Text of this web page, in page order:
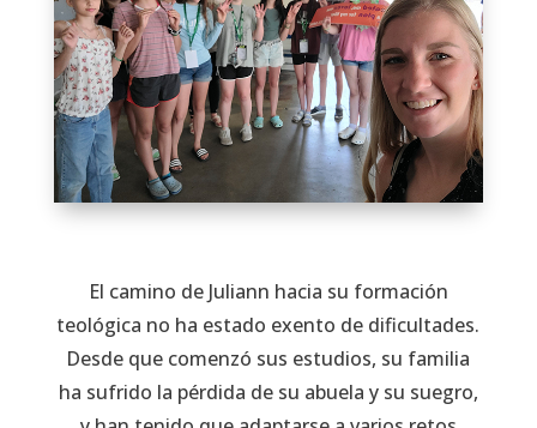
El camino de Juliann hacia su formación
teológica no ha estado exento de dificultades.
Desde que comenzó sus estudios, su familia
ha sufrido la pérdida de su abuela y su suegro,